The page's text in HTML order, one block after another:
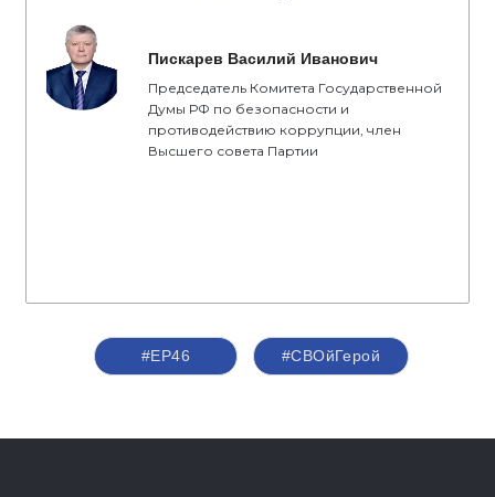
Пискарев Василий Иванович
Председатель Комитета Государственной
Думы РФ по безопасности и
противодействию коррупции, член
Высшего совета Партии
#ЕР46 #СВОйГерой